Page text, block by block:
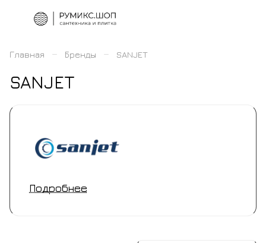
Главная – Бренды – SANJET
SANJET
Подробнее